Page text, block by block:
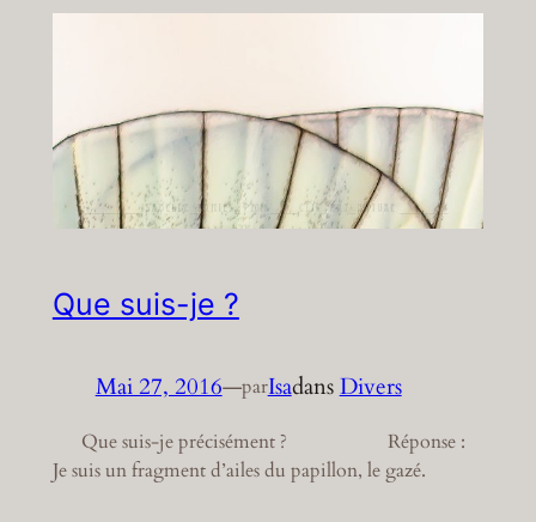
Que suis-je ?
Mai 27, 2016—parIsadansDivers
Que suis-je précisément ? Réponse :
Je suis un fragment d’ailes du papillon, le gazé.